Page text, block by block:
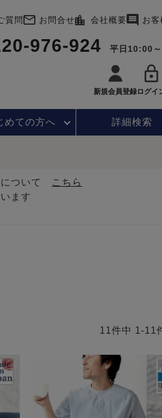
質問 お問合せ 会社概要 お
976-924 平日10:00
新規会員登録ログイ
めての方へ 詳細検索
について
こちら
ます
11 件中 1 -11